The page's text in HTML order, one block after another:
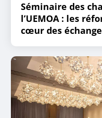
Séminaire des
l’UEMOA : les
cœur des